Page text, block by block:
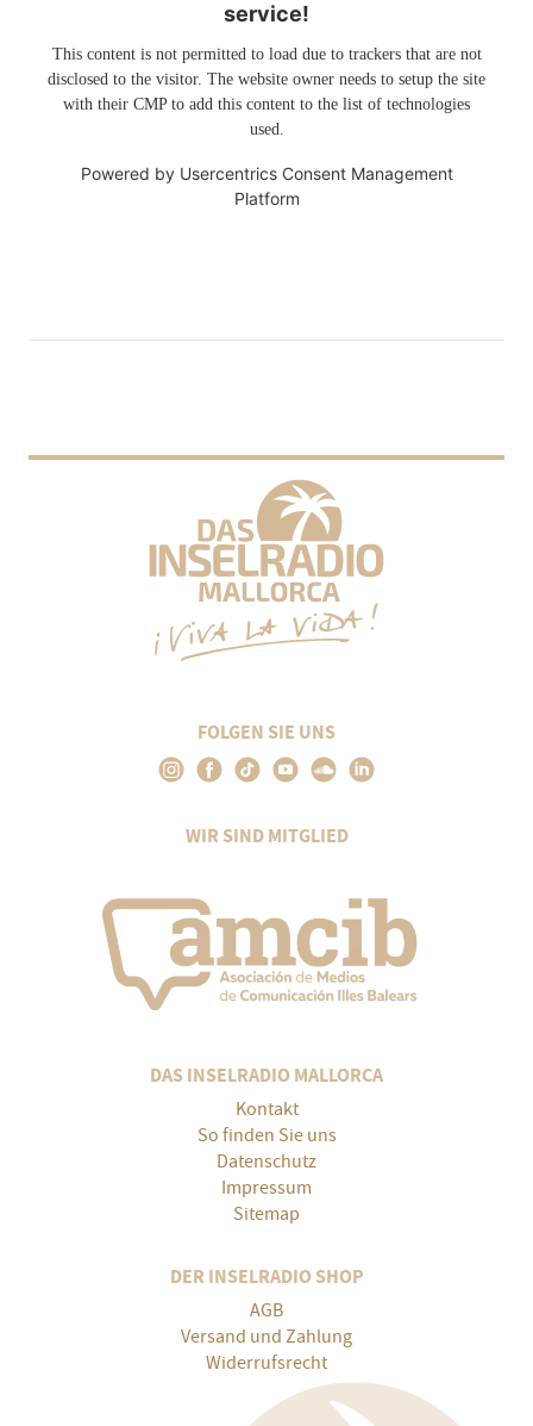
service!
This content is not permitted to load due to trackers that are not
disclosed to the visitor. The website owner needs to setup the site
with their CMP to add this content to the list of technologies
used.
Powered by Usercentrics Consent Management
Platform
FOLGEN SIE UNS
WIR SIND MITGLIED
DAS INSELRADIO MALLORCA
Kontakt
So finden Sie uns
Datenschutz
Impressum
Sitemap
DER INSELRADIO SHOP
AGB
Versand und Zahlung
Widerrufsrecht